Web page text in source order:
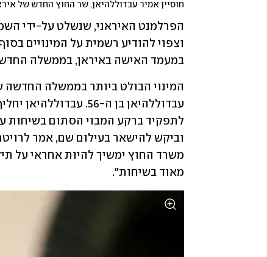
חוסיין אמיר עבדוללהיאן, שר החוץ החדש של
במעמד האישה באיראן, בממשלה
מאוד בשיחות".